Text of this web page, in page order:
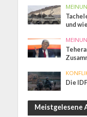
und
Die
Meistgelesene